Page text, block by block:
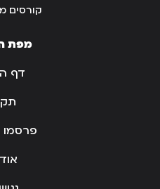
קורסים
מפת
דף
פרסמו